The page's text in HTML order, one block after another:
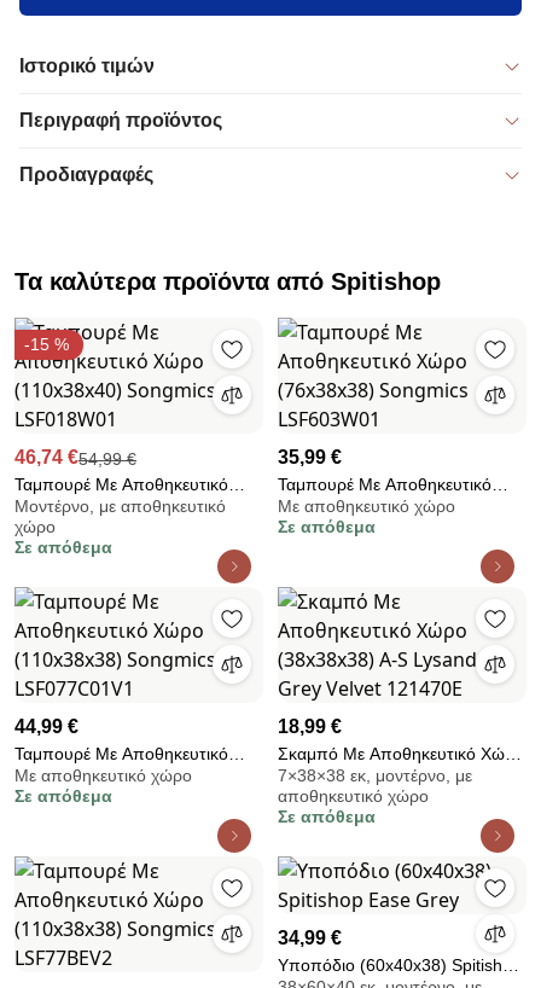
Ιστορικό τιμών
Περιγραφή προϊόντος
Προδιαγραφές
Τα καλύτερα προϊόντα από Spitishop
-15 %
46,74 €54,99 €
Ταμπουρέ Με Αποθηκευτικό
Χώρο (110x38x40) Songmics
LSF018W01
Μοντέρνο, με αποθηκευτικό
χώρο
Σε απόθεμα
35,99 €
Ταμπουρέ Με Αποθηκευτικό
Χώρο (76x38x38) Songmics
LSF603W01
Με αποθηκευτικό χώρο
Σε απόθεμα
44,99 €
Ταμπουρέ Με Αποθηκευτικό
Χώρο (110x38x38) Songmics
LSF077C01V1
Με αποθηκευτικό χώρο
Σε απόθεμα
18,99 €
Σκαμπό Με Αποθηκευτικό Χώρο
(38x38x38) A-S Lysandre Grey
Velvet 121470E
7×38×38 εκ, μοντέρνο, με
αποθηκευτικό χώρο
Σε απόθεμα
34,99 €
Υποπόδιο (60x40x38) Spitishop